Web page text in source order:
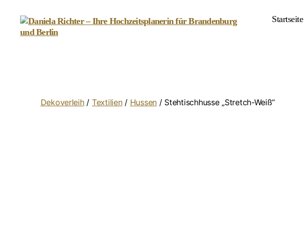
Brandenburg
Startseite
Dekoverleih/ Textilien/ Hussen / Stehtischhusse „Stretch-Weiß“